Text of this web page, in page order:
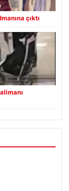
çıktı